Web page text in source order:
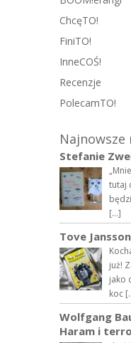
ChcęTO!
FiniTO!
InneCOŚ!
Recenzje
PolecamTO!
Najnowsze
Stefanie
tutaj
[…]
Tove
już!
jako
koc
Wolfgang
Haram i